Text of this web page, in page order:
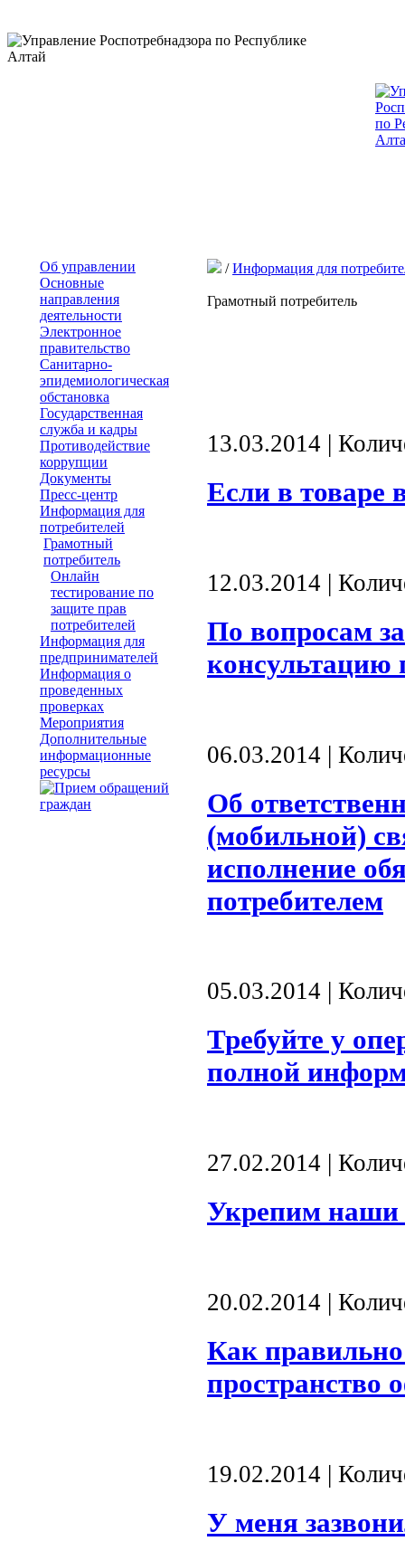
Об управлении
Основные
направления
деятельности
Электронное
правительство
Санитарно-
эпидемиологическая
обстановка
Государственная
служба и кадры
Противодействие
коррупции
Документы
Пресс-центр
Информация для
потребителей
Грамотный
потребитель
Онлайн
тестирование по
защите прав
потребителей
Информация для
предпринимателей
Информация о
проведенных
проверках
Мероприятия
Дополнительные
информационные
ресурсы
/Информация для
Грамотный потребитель
13.03.2014 |
Если в товаре
12.03.2014 |
По вопросам
консультацию
06.03.2014 |
Об
(мобильной)
исполнение
потребителем
05.03.2014 |
Требуйте у
полной
27.02.2014 |
Укрепим наши
20.02.2014 |
Как правильно
пространство
19.02.2014 |
У меня